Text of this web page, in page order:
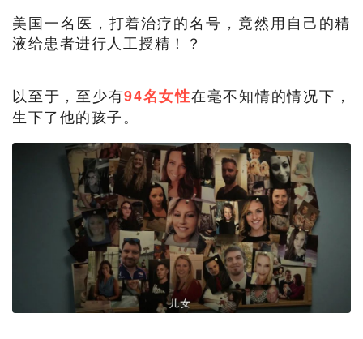
美国一名医，打着治疗的名号，竟然用自己的精
液给患者进行人工授精！？
以至于，至少有94名女性在毫不知情的情况下，
生下了他的孩子。